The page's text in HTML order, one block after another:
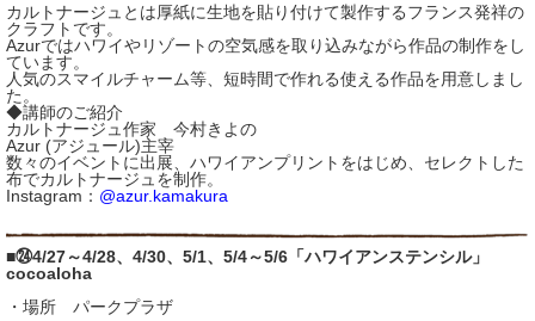
カルトナージュとは厚紙に生地を貼り付けて製作するフランス発祥の
クラフトです。
Azurではハワイやリゾートの空気感を取り込みながら作品の制作をし
ています。
人気のスマイルチャーム等、短時間で作れる使える作品を用意しまし
た。
◆講師のご紹介
カルトナージュ作家 今村きよの
Azur (アジュール)主宰
数々のイベントに出展、ハワイアンプリントをはじめ、セレクトした
布でカルトナージュを制作。
Instagram： @azur.kamakura
■㉔4/27～4/28、4/30、5/1、5/4～5/6「ハワイアンステンシル」
cocoaloha
・場所 パークプラザ